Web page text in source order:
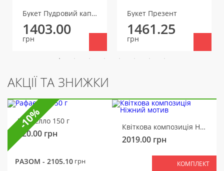
Букет Пудровий каприз
1403.00
грн
Букет Презент
1461.25
грн
АКЦІЇ ТА ЗНИЖКИ
Рафаелло 150 г
320.00 грн
Квіткова композиція Ніжний мотив
2019.00 грн
РАЗОМ - 2105.10 грн КОМПЛЕКТ
-10%